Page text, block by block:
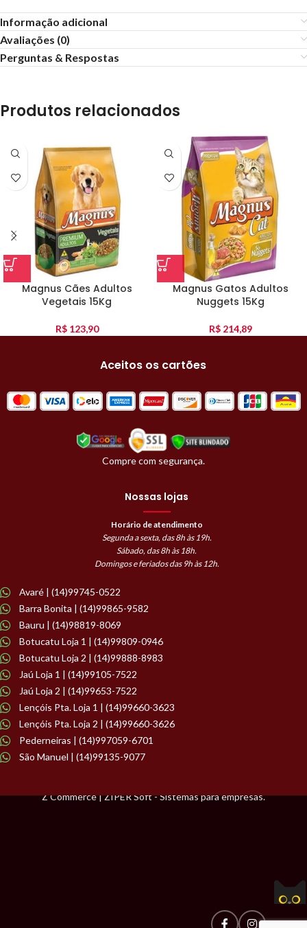
Informação adicional
Avaliações (0)
Perguntas & Respostas
Produtos relacionados
Magnus Cães Adultos
Vegetais 15Kg
R$123,90
Magnus Gatos Adultos
Nuggets 15Kg
R$214,89
Aceitos os cartões
Compre com segurança.
Nossas lojas
Horário de atendimento
Segunda a sexta, das 8h às 19h.
Sábado, das 8h às 18h.
Domingos e feriados das 9h às 12h.
Avaré | (14)99745-0522
Barra Bonita | (14)99865-9582
Bauru | (14)98819-8069
Botucatu Loja 1 | (14)99809-0946
Botucatu Loja 2 | (14)99888-8983
Jaú Loja 1 | (14)99105-7522
Jaú Loja 2 | (14)99653-7522
Lençóis Pta. Loja 1 | (14)99660-3623
Lençóis Pta. Loja 2 | (14)99660-3626
Pederneiras | (14)997059-6701
São Manuel | (14)99135-9077
Z Commerce | ZIPER Soft - Sistemas para empresas.